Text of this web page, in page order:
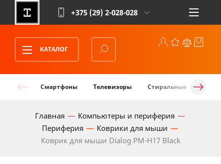
+375 (29) 2-028-028
КАТАЛОГ
Смартфоны Телевизоры Стиральные машины
Главная
Компьютеры и периферия
Периферия
Коврики для мыши
Коврик для мыши Dialog PM-H17 Black